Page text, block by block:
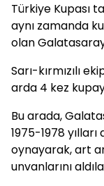
Türkiye Kupası
aynı zamanda
olan
Sarı-kırmızılı
arda 4 kez
Bu arada,
1975-1978
oynayarak, art
unvanlarını